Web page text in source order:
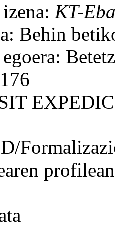
KT-
Behin